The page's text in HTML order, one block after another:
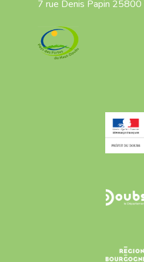
7 rue Denis Papin